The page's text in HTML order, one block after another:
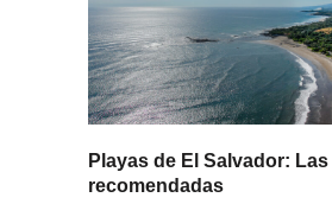
Playas de El Salvador:
recomendadas